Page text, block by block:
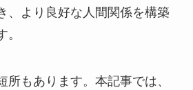
、より良好な人間関係を構築
所もあります。本記事では、